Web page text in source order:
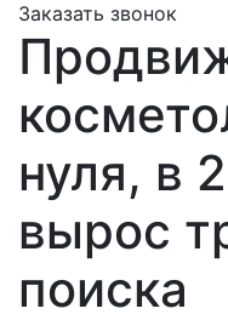
Заказать звонок
нуля, в
вырос
поиска